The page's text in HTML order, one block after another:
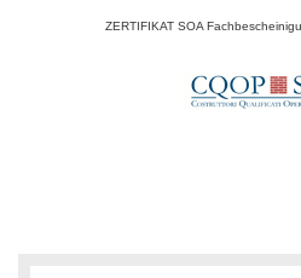
ZERTIFIKAT SOA